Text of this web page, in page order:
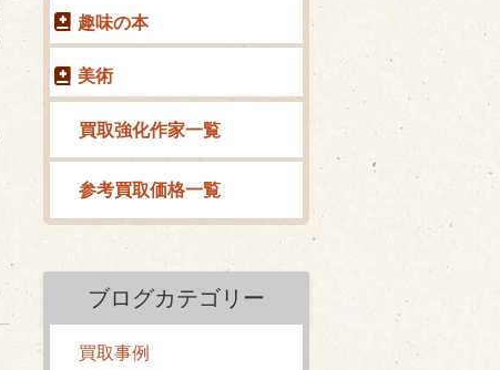
趣味の本
美術
買取強化作家一覧
参考買取価格一覧
ブログカテゴリー
買取事例